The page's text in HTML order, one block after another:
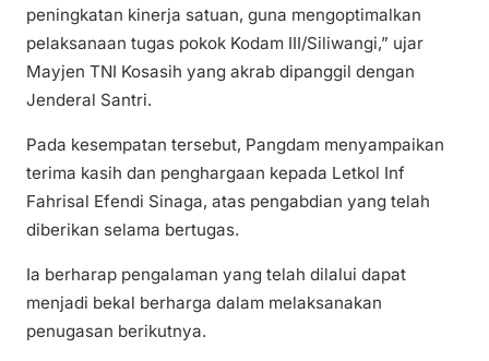
peningkatan kinerja satuan, guna mengoptimalkan
pelaksanaan tugas pokok Kodam III/Siliwangi,” ujar
Mayjen TNI Kosasih yang akrab dipanggil dengan
Jenderal Santri.
Pada kesempatan tersebut, Pangdam menyampaikan
terima kasih dan penghargaan kepada Letkol Inf
Fahrisal Efendi Sinaga, atas pengabdian yang telah
diberikan selama bertugas.
Ia berharap pengalaman yang telah dilalui dapat
menjadi bekal berharga dalam melaksanakan
penugasan berikutnya.